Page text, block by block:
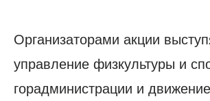
Организаторами акции
управление физкультуры и
горадминистрации и движение